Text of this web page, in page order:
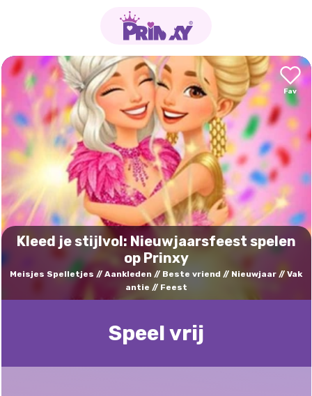
Kleed je stijlvol: Nieuwjaarsfeest spelen
op Prinxy
Meisjes Spelletjes Aankleden Beste vriend Nieuwjaar
Vak
antie
Feest
Speel vrij